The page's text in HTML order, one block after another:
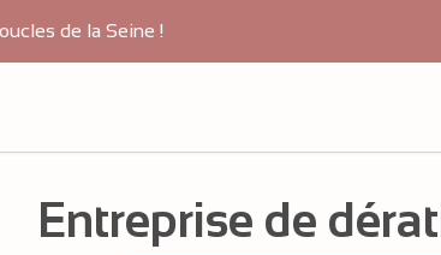
de la Seine !
Entreprise de